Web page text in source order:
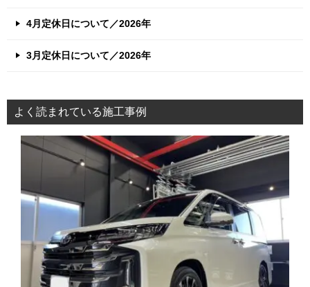
4月定休日について／2026年
3月定休日について／2026年
よく読まれている施工事例